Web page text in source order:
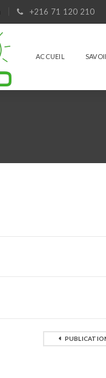
+216 71 120 210
ACCUEIL